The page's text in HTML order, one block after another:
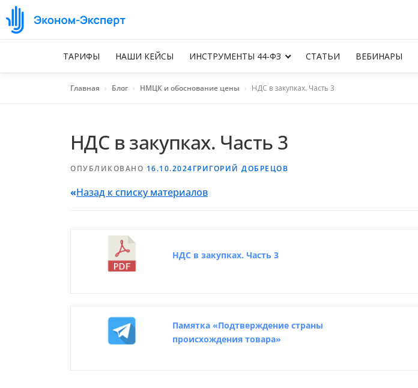
ТАРИФЫ НАШИ КЕЙСЫ ИНСТРУМЕНТЫ 44-ФЗ СТАТЬИ ВЕБИНАРЫ
Главная › Блог › НМЦК и обоснование цены › НДС в закупках. Часть 3
НДС в закупках. Часть 3
ОПУБЛИКОВАНО 16.10.2024ГРИГОРИЙ ДОБРЕЦОВ
«Назад к списку материалов
НДС в закупках. Часть 3
Памятка «Подтверждение страны
происхождения товара»